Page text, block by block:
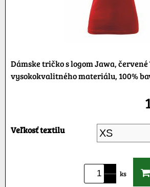
Dámske tričko s logom Jawa,
vysokokvalitného materiálu, 100%
Veľkosť textilu
ks